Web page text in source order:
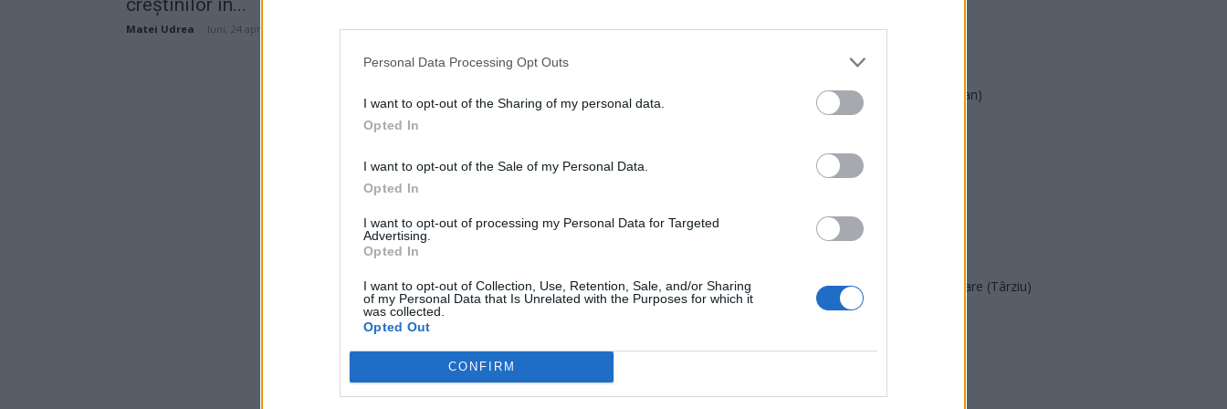
Personal Data Processing Opt Outs
I want to opt-out of the Sharing of my personal data.
Opted In
I want to opt-out of the Sale of my Personal Data.
Opted In
I want to opt-out of processing my Personal Data for Targeted
Advertising.
Opted In
I want to opt-out of Collection, Use, Retention, Sale, and/or Sharing
of my Personal Data that Is Unrelated with the Purposes for which it
was collected.
Opted Out
CONFIRM
Matei Udrea luni, 24 aprilie 2023 0
PMP (Tomac)
Forța Dreptei (L. Orban)
SENS
POT (Gavrilă)
Acțiunea Conservatoare (Târziu)
PDF (Lazarus)
PNCR (Terheș)